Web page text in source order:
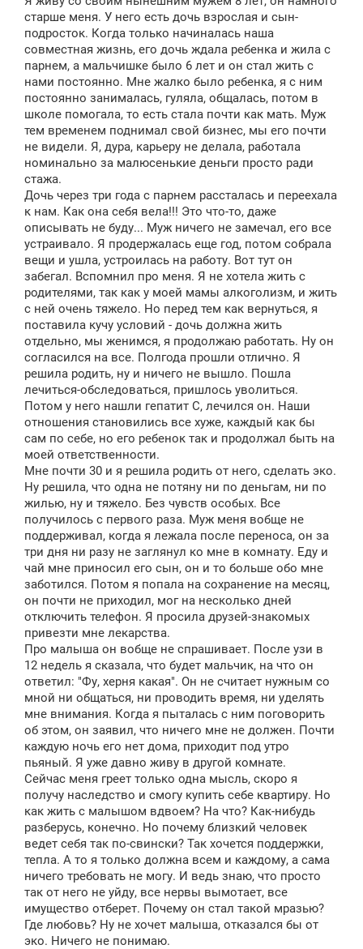
старше меня. У него есть дочь взрослая и сын-
подросток. Когда только начиналась наша
совместная жизнь, его дочь ждала ребенка и жила с
парнем, а мальчишке было 6 лет и он стал жить с
нами постоянно. Мне жалко было ребенка, я с ним
постоянно занималась, гуляла, общалась, потом в
школе помогала, то есть стала почти как мать. Муж
тем временем поднимал свой бизнес, мы его почти
не видели. Я, дура, карьеру не делала, работала
номинально за малюсенькие деньги просто ради
стажа.
Дочь через три года с парнем рассталась и переехала
к нам. Как она себя вела!!! Это что-то, даже
описывать не буду... Муж ничего не замечал, его все
устраивало. Я продержалась еще год, потом собрала
вещи и ушла, устроилась на работу. Вот тут он
забегал. Вспомнил про меня. Я не хотела жить с
родителями, так как у моей мамы алкоголизм, и жить
с ней очень тяжело. Но перед тем как вернуться, я
поставила кучу условий - дочь должна жить
отдельно, мы женимся, я продолжаю работать. Ну он
согласился на все. Полгода прошли отлично. Я
решила родить, ну и ничего не вышло. Пошла
лечиться-обследоваться, пришлось уволиться.
Потом у него нашли гепатит С, лечился он. Наши
отношения становились все хуже, каждый как бы
сам по себе, но его ребенок так и продолжал быть на
моей ответственности.
Мне почти 30 и я решила родить от него, сделать эко.
Ну решила, что одна не потяну ни по деньгам, ни по
жилью, ну и тяжело. Без чувств особых. Все
получилось с первого раза. Муж меня вобще не
поддерживал, когда я лежала после переноса, он за
три дня ни разу не заглянул ко мне в комнату. Еду и
чай мне приносил его сын, он и то больше обо мне
заботился. Потом я попала на сохранение на месяц,
он почти не приходил, мог на несколько дней
отключить телефон. Я просила друзей-знакомых
привезти мне лекарства.
Про малыша он вобще не спрашивает. После узи в
12 недель я сказала, что будет мальчик, на что он
ответил: "Фу, херня какая". Он не считает нужным со
мной ни общаться, ни проводить время, ни уделять
мне внимания. Когда я пыталась с ним поговорить
об этом, он заявил, что ничего мне не должен. Почти
каждую ночь его нет дома, приходит под утро
пьяный. Я уже давно живу в другой комнате.
Сейчас меня греет только одна мысль, скоро я
получу наследство и смогу купить себе квартиру. Но
как жить с малышом вдвоем? На что? Как-нибудь
разберусь, конечно. Но почему близкий человек
ведет себя так по-свински? Так хочется поддержки,
тепла. А то я только должна всем и каждому, а сама
ничего требовать не могу. И ведь знаю, что просто
так от него не уйду, все нервы вымотает, все
имущество отберет. Почему он стал такой мразью?
Где любовь? Ну не хочет малыша, отказался бы от
эко. Ничего не понимаю.